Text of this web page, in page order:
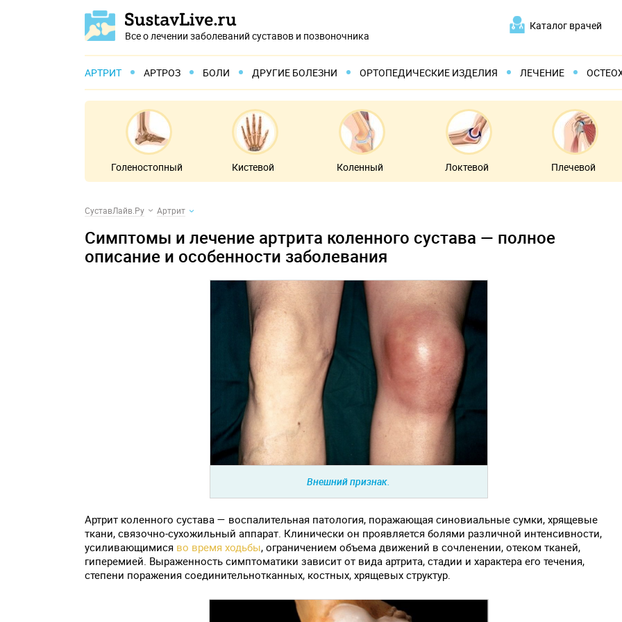
Все о лечении заболеваний суставов и позвоночника
Каталог врачей
АРТРИТ АРТРОЗ БОЛИ ДРУГИЕ БОЛЕЗНИ ОРТОПЕДИЧЕСКИЕ ИЗДЕЛИЯ ЛЕЧЕНИЕ
Голеностопный Кистевой Коленный Локтевой Плечевой
СуставЛайв.Ру Артрит
Симптомы и лечение артрита коленного сустава — полное
описание и особенности заболевания
Внешний признак.
Артрит коленного сустава — воспалительная патология, поражающая синовиальные сумки, хрящевые
ткани, связочно-сухожильный аппарат. Клинически он проявляется болями различной интенсивности,
усиливающимися во время ходьбы, ограничением объема движений в сочленении, отеком тканей,
гиперемией. Выраженность симптоматики зависит от вида артрита, стадии и характера его течения,
степени поражения соединительнотканных, костных, хрящевых структур.